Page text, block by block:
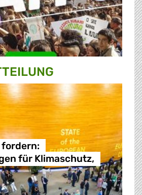
fordern:
für Klimaschutz,